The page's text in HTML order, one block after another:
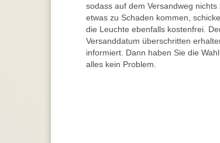
sodass auf dem Versandweg
etwas zu Schaden kommen,
die Leuchte ebenfalls kostenfrei.
Versanddatum überschritten
informiert. Dann haben Sie die
alles kein Problem.